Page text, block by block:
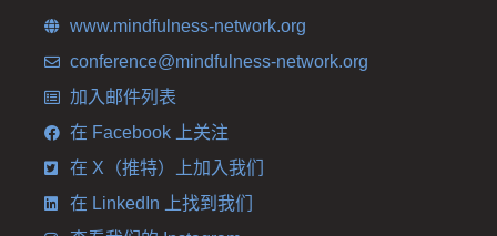
www.mindfulness-network.org
conference@mindfulness-network.org
加入邮件列表
在 Facebook 上关注
在 X（推特）上加入我们
在 LinkedIn 上找到我们